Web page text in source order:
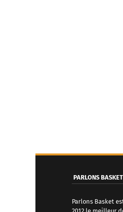
PARLONS BASKET
Parlons Basket